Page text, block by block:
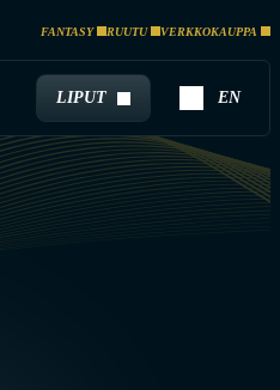
FANTASY RUUTU VERKKOKAUPPA
LIPUT EN